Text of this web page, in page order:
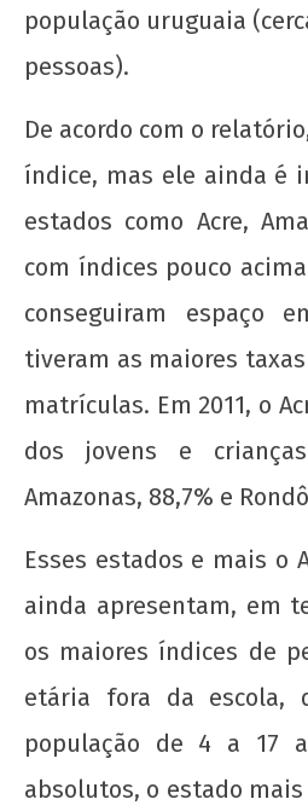
11 de
de
2013
wp-
admin
Nota Política da UJC SE -
escancara o oportunismo
UNE!
março
de
2013
wp-
admin
população uruguaia
pessoas).
De acordo com o
índice, mas ele ainda é
estados como Acre,
com índices pouco
conseguiram espaço
tiveram as maiores
matrículas. Em 2011, o
dos jovens e
Amazonas, 88,7% e
Esses estados e mais o
ainda apresentam, em
os maiores índices de
etária fora da escola,
população de 4 a 17
absolutos, o estado mais